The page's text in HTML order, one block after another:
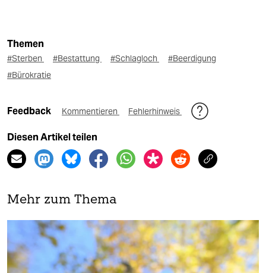
Themen
#Sterben #Bestattung #Schlagloch
#Beerdigung
#Bürokratie
Feedback Kommentieren Fehlerhinweis
Diesen Artikel teilen
Mehr zum Thema